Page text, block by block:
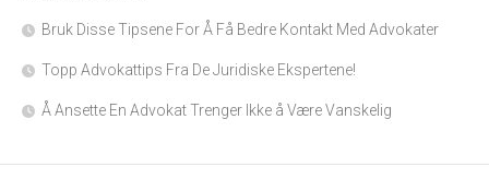
Bruk Disse Tipsene For Å Få Bedre Kontakt Med Advokater
Topp Advokattips Fra De Juridiske Ekspertene!
Å Ansette En Advokat Trenger Ikke å Være Vanskelig